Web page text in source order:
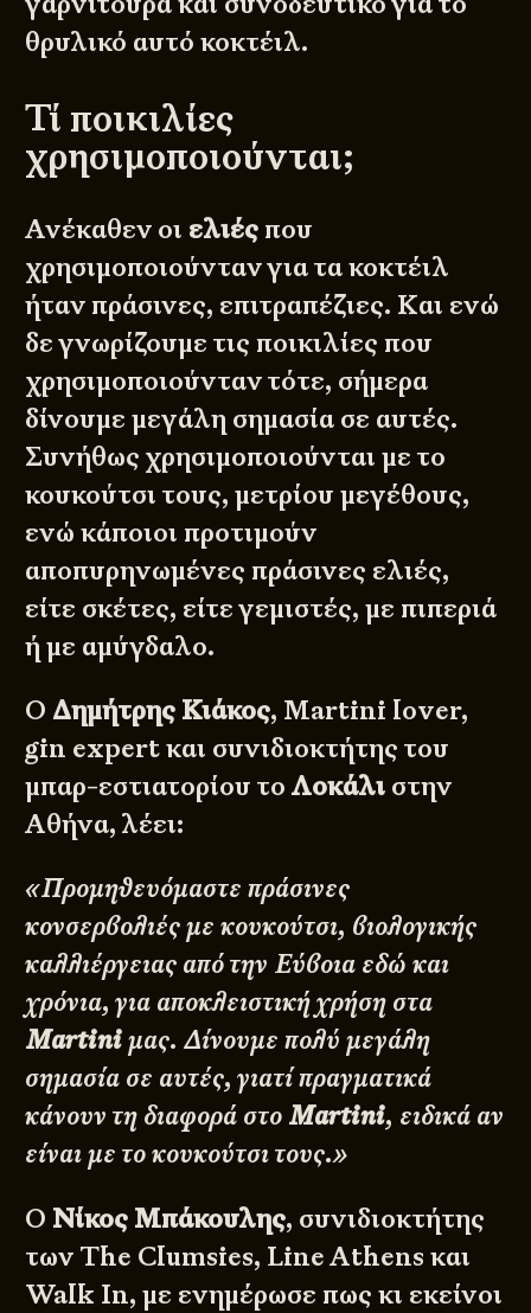
θρυλικό αυτό κοκτέιλ.
Τί ποικιλίες
χρησιμοποιούνται;
Ανέκαθεν οι ελιές που
χρησιμοποιούνταν για τα κοκτέιλ
ήταν πράσινες, επιτραπέζιες. Και ενώ
δε γνωρίζουμε τις ποικιλίες που
χρησιμοποιούνταν τότε, σήμερα
δίνουμε μεγάλη σημασία σε αυτές.
Συνήθως χρησιμοποιούνται με το
κουκούτσι τους, μετρίου μεγέθους,
ενώ κάποιοι προτιμούν
αποπυρηνωμένες πράσινες ελιές,
είτε σκέτες, είτε γεμιστές, με πιπεριά
ή με αμύγδαλο.
Ο Δημήτρης Κιάκος, Martini lover,
gin expert και συνιδιοκτήτης του
μπαρ-εστιατορίου τοΛοκάλι στην
Αθήνα, λέει:
«Προμηθευόμαστε πράσινες
κονσερβολιές με κουκούτσι, βιολογικής
καλλιέργειας από την Εύβοια εδώ και
χρόνια, για αποκλειστική χρήση στα
Martiniμας. Δίνουμε πολύ μεγάλη
σημασία σε αυτές, γιατί πραγματικά
κάνουν τη διαφορά στο Martini, ειδικά αν
είναι με το κουκούτσι τους.»
Ο Νίκος Μπάκουλης, συνιδιοκτήτης
των The Clumsies, Line Athens και
Walk In, με ενημέρωσε πως κι εκείνοι